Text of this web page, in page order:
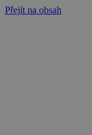
Přejít na obsah